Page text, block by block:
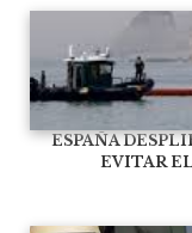
ESPAÑA
EVITAR